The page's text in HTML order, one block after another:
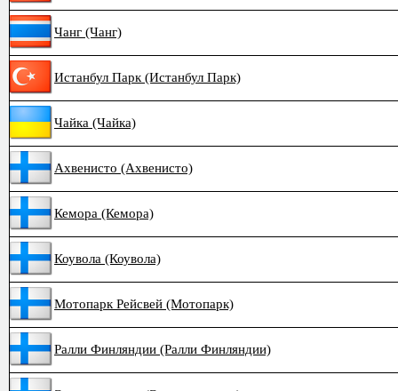
Чанг (Чанг)
Истанбул Парк (Истанбул Парк)
Чайка (Чайка)
Ахвенисто (Ахвенисто)
Кемора (Кемора)
Коувола (Коувола)
Мотопарк Рейсвей (Мотопарк)
Ралли Финляндии (Ралли Финляндии)